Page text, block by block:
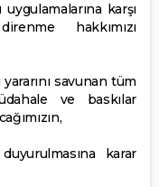
karşı
hakkımızı
savunan tüm
ve baskılar
karar